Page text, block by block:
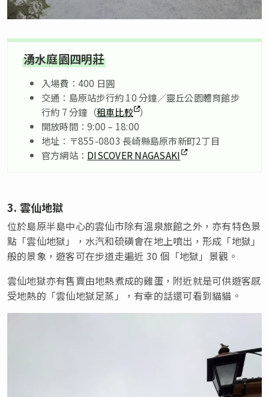
湧水庭園四明莊
入場費：400 日圓
交通：島原站步行約 10 分鐘／靈丘公園體育館步
行約 7 分鐘（租車比較 ）
開放時間：9:00 – 18:00
地址：〒855-0803 長崎縣島原市新町2丁目
官方網站： DISCOVER NAGASAKI
3. 雲仙地獄
位於島原半島中心的雲仙市除有溫泉旅館之外，亦有特色景
點「雲仙地獄」，水汽和硫磺會在地上噴出，形成「地獄」
般的景象，遊客可在步道走遍近 30 個「地獄」景觀。
雲仙地獄亦有售賣由地熱煮成的雞蛋，附近就是可供遊客感
受地熱的「雲仙地獄足蒸」，有幸的話還可看到貓貓。